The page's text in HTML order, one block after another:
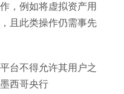
，例如将虚拟资产用
且此类操作仍需事先
台不得允许其用户之
西哥央行